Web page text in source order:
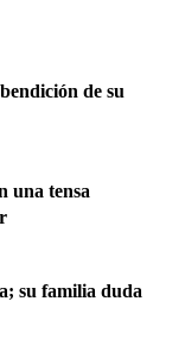
de su
una tensa
su familia duda